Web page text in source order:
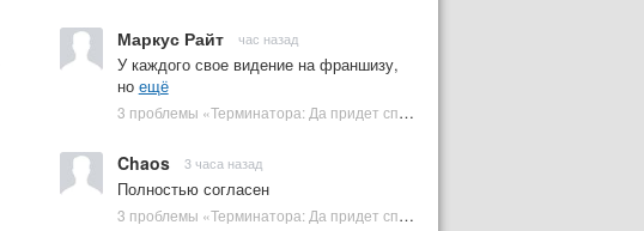
Маркус Райт час назад
У каждого свое видение на франшизу,
но ещё
3 проблемы «Терминатора: Да придет спаситель», которые испортили фильм | Plugged In Ru
Chaos 3 часа назад
Полностью согласен
3 проблемы «Терминатора: Да придет спаситель», которые испортили фильм | Plugged In Ru